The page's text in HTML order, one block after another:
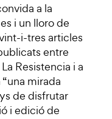
a la
i un lloro de
i-tres articles
entre
Resistencia i a
mirada
de disfrutar
i edició de